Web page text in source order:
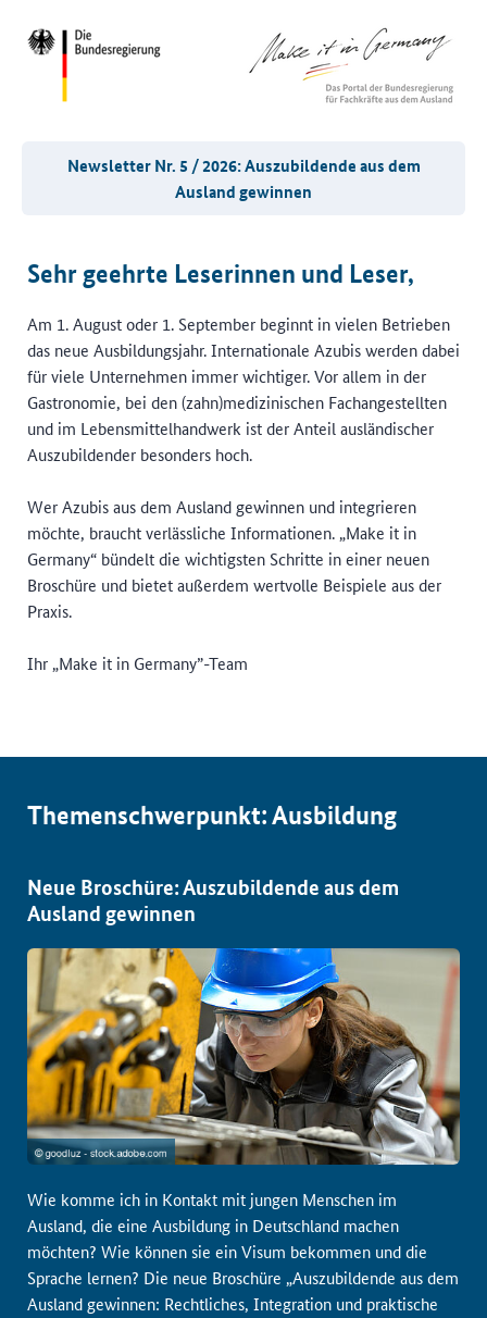
Newsletter Nr. 5 / 2026: Auszubildende aus dem
Ausland gewinnen
Sehr geehrte Leserinnen und Leser,
Am 1. August oder 1. September beginnt in vielen Betrieben
das neue Ausbildungsjahr. Internationale Azubis werden dabei
für viele Unternehmen immer wichtiger. Vor allem in der
Gastronomie, bei den (zahn)medizinischen Fachangestellten
und im Lebensmittelhandwerk ist der Anteil ausländischer
Auszubildender besonders hoch.
Wer Azubis aus dem Ausland gewinnen und integrieren
möchte, braucht verlässliche Informationen. „Make it in
Germany“ bündelt die wichtigsten Schritte in einer neuen
Broschüre und bietet außerdem wertvolle Beispiele aus der
Praxis.
Ihr „Make it in Germany”-Team
Themenschwerpunkt: Ausbildung
Neue Broschüre: Auszubildende aus dem
Ausland gewinnen
Wie komme ich in Kontakt mit jungen Menschen im
Ausland, die eine Ausbildung in Deutschland machen
möchten? Wie können sie ein Visum bekommen und die
Sprache lernen? Die neue Broschüre „Auszubildende aus dem
Ausland gewinnen: Rechtliches, Integration und praktische